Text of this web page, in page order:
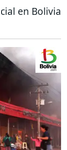
en Bolivia